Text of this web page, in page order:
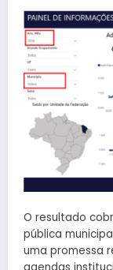
O resultado
pública
uma promessa